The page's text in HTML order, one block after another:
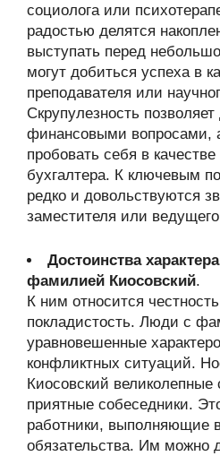
социолога или
радостью делятся
выступать перед
могут добиться успеха в
преподавателя или
Скрупулезность
финансовыми вопросами,
пробовать себя в
бухгалтера. К ключевым
редко и довольствуются
заместителя или
Достоинства
фамилией Киосовский.
К ним относится
покладистость. Люди с
уравновешенные
конфликтных ситуаций.
Киосовский
приятные собеседники.
работники, выполняющие
обязательства. Им можно